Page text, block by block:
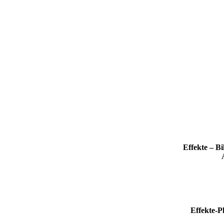
Effekte –
Effekte-